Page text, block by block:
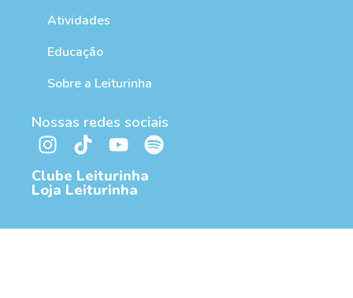
Atividades
Educação
Sobre a Leiturinha
Nossas redes sociais
Clube Leiturinha
Loja Leiturinha